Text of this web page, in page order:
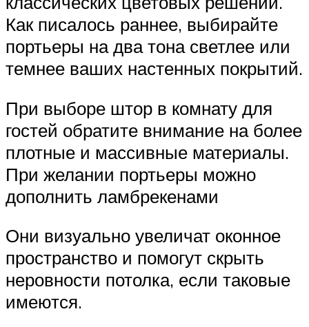
Как писалось раннее, выбирайте
портьеры на два тона светлее или
темнее ваших настенных покрытий.
При выборе штор в комнату для
гостей обратите внимание на более
плотные и массивные материалы.
При желании портьеры можно
дополнить ламбрекенами
Они визуально увеличат оконное
пространство и помогут скрыть
неровности потолка, если таковые
имеются.